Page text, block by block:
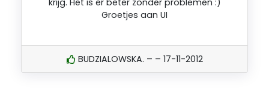
Groetjes aan UI
BUDZIALOWSKA. – – 17-11-2012